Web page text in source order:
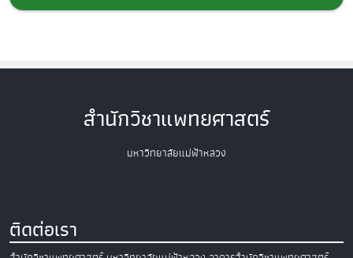
สำนักวิชาแพทยศาสตร์
มหาวิทยาลัยแม่ฟ้าหลวง
ติดต่อเรา